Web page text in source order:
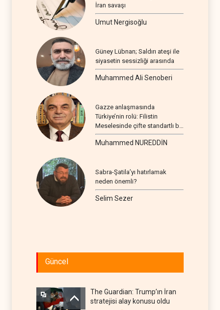
İran savaşı
Umut Nergisoğlu
Güney Lübnan; Saldırı ateşi ile
siyasetin sessizliği arasında
Muhammed Ali Senoberi
Gazze anlaşmasında
Türkiye’nin rolü: Filistin
Meselesinde çifte standartlı bir
seyir
Muhammed NUREDDİN
Sabra-Şatila’yı hatırlamak
neden önemli?
Selim Sezer
Güncel
The Guardian: Trump’ın İran
stratejisi alay konusu oldu